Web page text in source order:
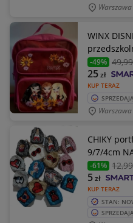
Warszawa
WINX
-49% 49
KUP TERAZ
25zł
Warszawa
CHIKY
9/7/4cm
-61% 12
KUP TERAZ
5zł
STAN: